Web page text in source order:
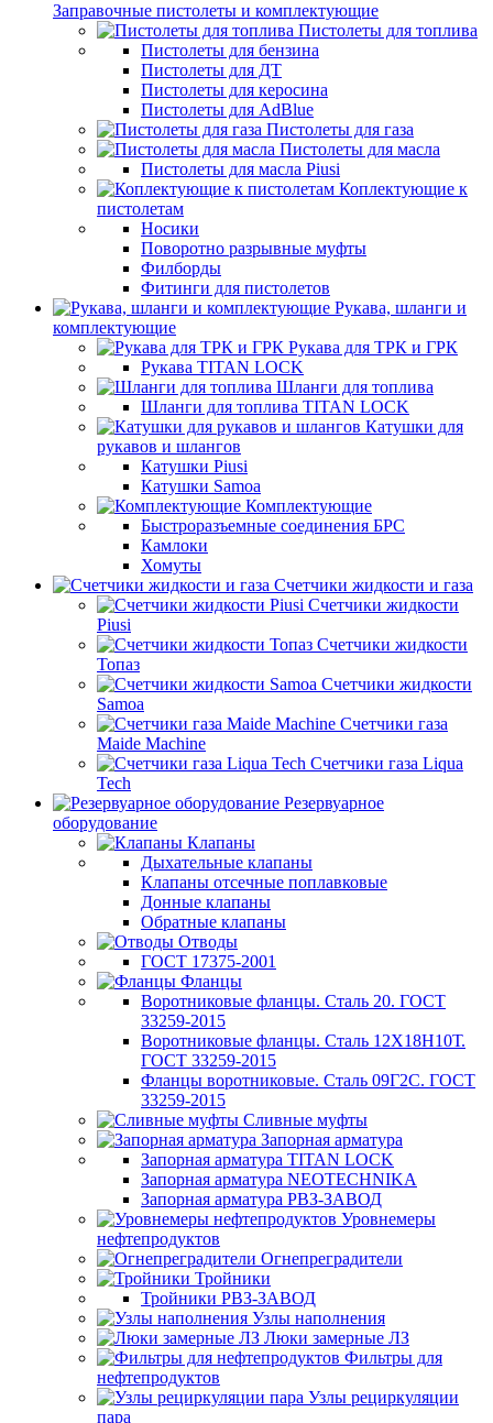
Заправочные пистолеты и комплектующие
Пистолеты для топлива
Пистолеты для бензина
Пистолеты для ДТ
Пистолеты для керосина
Пистолеты для AdBlue
Пистолеты для газа
Пистолеты для масла
Пистолеты для масла Piusi
Коплектующие к
пистолетам
Носики
Поворотно разрывные муфты
Филборды
Фитинги для пистолетов
Рукава, шланги и
комплектующие
Рукава для ТРК и ГРК
Рукава TITAN LOCK
Шланги для топлива
Шланги для топлива TITAN LOCK
Катушки для
рукавов и шлангов
Катушки Piusi
Катушки Samoa
Комплектующие
Быстроразъемные соединения БРС
Камлоки
Хомуты
Счетчики жидкости и газа
Счетчики жидкости
Piusi
Счетчики жидкости
Топаз
Счетчики жидкости
Samoa
Счетчики газа
Maide Machine
Счетчики газа Liqua
Tech
Резервуарное
оборудование
Клапаны
Дыхательные клапаны
Клапаны отсечные поплавковые
Донные клапаны
Обратные клапаны
Отводы
ГОСТ 17375-2001
Фланцы
Воротниковые фланцы. Сталь 20. ГОСТ
33259-2015
Воротниковые фланцы. Сталь 12Х18Н10Т.
ГОСТ 33259-2015
Фланцы воротниковые. Сталь 09Г2С. ГОСТ
33259-2015
Сливные муфты
Запорная арматура
Запорная арматура TITAN LOCK
Запорная арматура NEOTECHNIKA
Запорная арматура РВЗ-ЗАВОД
Уровнемеры
нефтепродуктов
Огнепреградители
Тройники
Тройники РВЗ-ЗАВОД
Узлы наполнения
Люки замерные ЛЗ
Фильтры для
нефтепродуктов
Узлы рециркуляции
пара